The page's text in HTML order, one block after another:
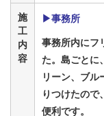
施
工
内
容
▶事務所
事務所内にフ
た。島ごとに
リーン、ブル
りつけたので
便利です。